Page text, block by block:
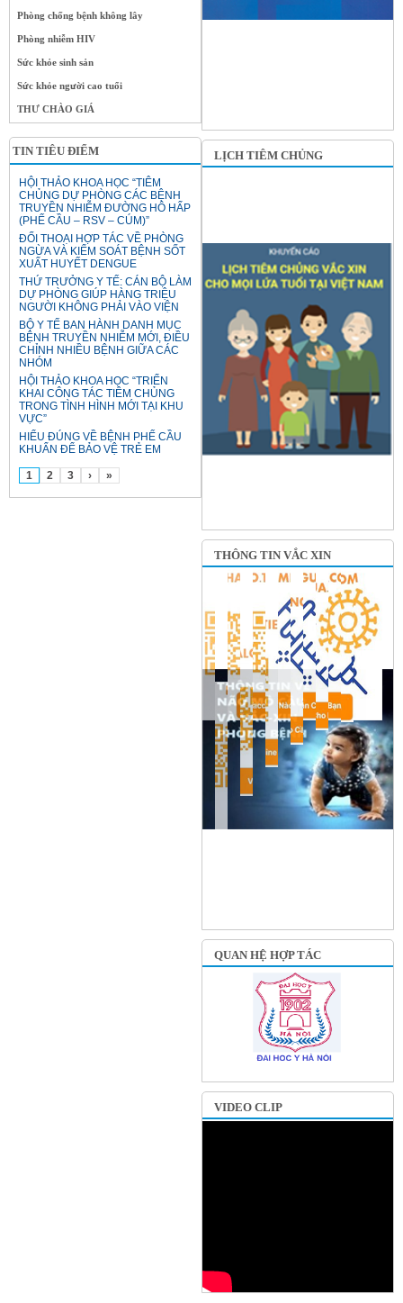
Phòng chống bệnh không lây
Phòng nhiễm HIV
Sức khỏe sinh sản
Sức khỏe người cao tuổi
THƯ CHÀO GIÁ
TIN TIÊU ĐIỂM
HỘI THẢO KHOA HỌC “TIÊM
CHỦNG DỰ PHÒNG CÁC BỆNH
TRUYỀN NHIỄM ĐƯỜNG HÔ HẤP
(PHẾ CẦU – RSV – CÚM)”
ĐỐI THOẠI HỢP TÁC VỀ PHÒNG
NGỪA VÀ KIỂM SOÁT BỆNH SỐT
XUẤT HUYẾT DENGUE
THỨ TRƯỞNG Y TẾ: CÁN BỘ LÀM
DỰ PHÒNG GIÚP HÀNG TRIỆU
NGƯỜI KHÔNG PHẢI VÀO VIỆN
BỘ Y TẾ BAN HÀNH DANH MỤC
BỆNH TRUYỀN NHIỄM MỚI, ĐIỀU
CHỈNH NHIỀU BỆNH GIỮA CÁC
NHÓM
HỘI THẢO KHOA HỌC “TRIỂN
KHAI CÔNG TÁC TIÊM CHỦNG
TRONG TÌNH HÌNH MỚI TẠI KHU
VỰC”
HIỂU ĐÚNG VỀ BỆNH PHẾ CẦU
KHUẨN ĐỂ BẢO VỆ TRẺ EM
1 2 3 › »
LỊCH TIÊM CHỦNG
THÔNG TIN VẮC XIN
QUAN HỆ HỢP TÁC
VIDEO CLIP